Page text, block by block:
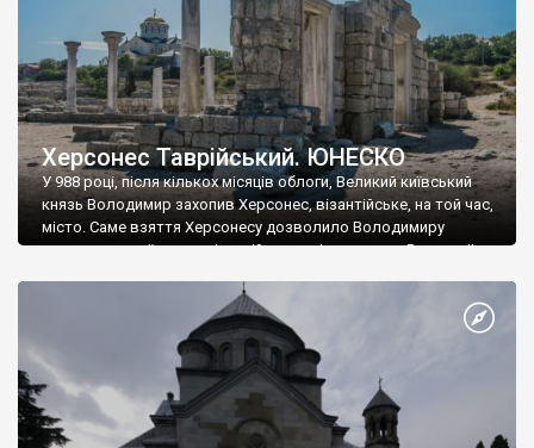
Херсонес Таврійський. ЮНЕСКО
У 988 році, після кількох місяців облоги, Великий київський
князь Володимир захопив Херсонес, візантійське, на той час,
місто. Саме взяття Херсонесу дозволило Володимиру
диктувати свої умови візантійському імператору Василю ІІ, та
Херсонесі Володимир-язичник, став Василем-християнином.
А потім було Хрещення Русі. На честь Херсонесу Таврійського